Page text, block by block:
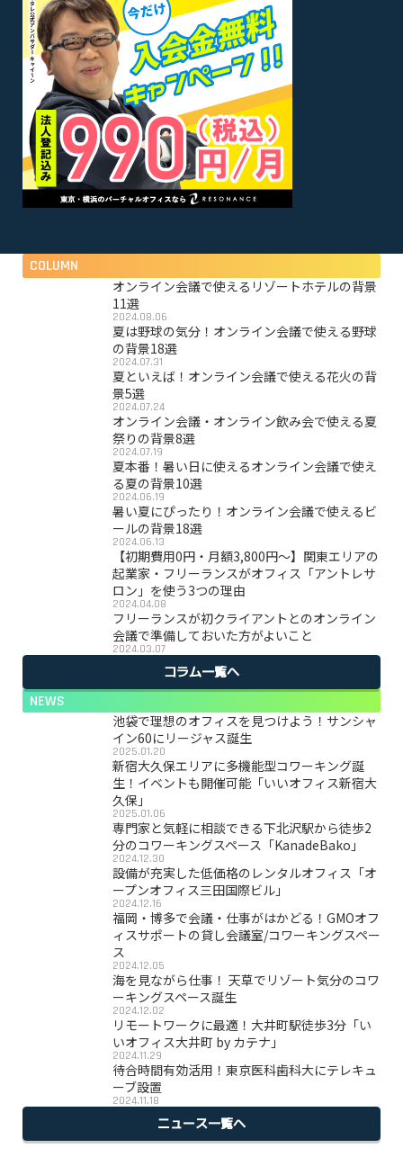
COLUMN
オンライン会議で使えるリゾートホテルの背景
11選
2024.08.06
夏は野球の気分！オンライン会議で使える野球
の背景18選
2024.07.31
夏といえば！オンライン会議で使える花火の背
景5選
2024.07.24
オンライン会議・オンライン飲み会で使える夏
祭りの背景8選
2024.07.19
夏本番！暑い日に使えるオンライン会議で使え
る夏の背景10選
2024.06.19
暑い夏にぴったり！オンライン会議で使えるビ
ールの背景18選
2024.06.13
【初期費用0円・月額3,800円〜】関東エリアの
起業家・フリーランスがオフィス「アントレサ
ロン」を使う3つの理由
2024.04.08
フリーランスが初クライアントとのオンライン
会議で準備しておいた方がよいこと
2024.03.07
コラム一覧へ
NEWS
池袋で理想のオフィスを見つけよう！サンシャ
イン60にリージャス誕生
2025.01.20
新宿大久保エリアに多機能型コワーキング誕
生！イベントも開催可能「いいオフィス新宿大
久保」
2025.01.06
専門家と気軽に相談できる下北沢駅から徒歩2
分のコワーキングスペース「KanadeBako」
2024.12.30
設備が充実した低価格のレンタルオフィス「オ
ープンオフィス三田国際ビル」
2024.12.16
福岡・博多で会議・仕事がはかどる！GMOオフ
ィスサポートの貸し会議室/コワーキングスペー
ス
2024.12.05
海を見ながら仕事！ 天草でリゾート気分のコワ
ーキングスペース誕生
2024.12.02
リモートワークに最適！大井町駅徒歩3分「い
いオフィス大井町 by カテナ」
2024.11.29
待合時間有効活用！東京医科歯科大にテレキュ
ーブ設置
2024.11.18
ニュース一覧へ